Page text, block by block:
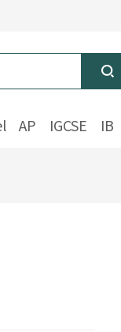
AP IGCSE IB